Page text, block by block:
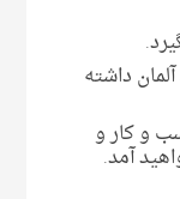
داشته
و کار و
آمد.